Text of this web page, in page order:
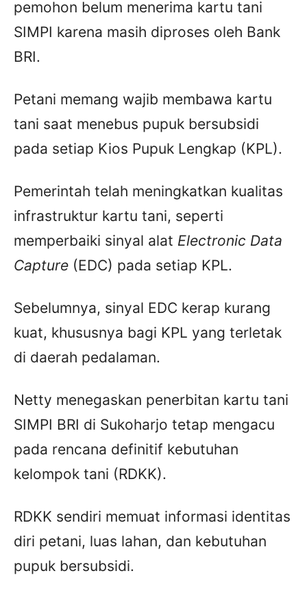
pemohon belum menerima kartu tani
SIMPI karena masih diproses oleh Bank
BRI.
Petani memang wajib membawa kartu
tani saat menebus pupuk bersubsidi
pada setiap Kios Pupuk Lengkap (KPL).
Pemerintah telah meningkatkan kualitas
infrastruktur kartu tani, seperti
memperbaiki sinyal alat Electronic Data
Capture (EDC) pada setiap KPL.
Sebelumnya, sinyal EDC kerap kurang
kuat, khususnya bagi KPL yang terletak
di daerah pedalaman.
Netty menegaskan penerbitan kartu tani
SIMPI BRI di Sukoharjo tetap mengacu
pada rencana definitif kebutuhan
kelompok tani (RDKK).
RDKK sendiri memuat informasi identitas
diri petani, luas lahan, dan kebutuhan
pupuk bersubsidi.